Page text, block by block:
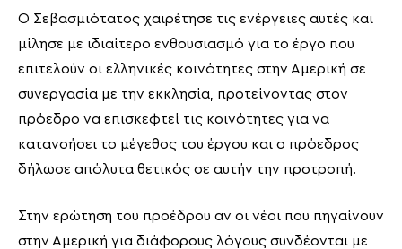
Ο Σεβασμιότατος χαιρέτησε τις ενέργειες αυτές και
μίλησε με ιδιαίτερο ενθουσιασμό για το έργο που
επιτελούν οι ελληνικές κοινότητες στην Αμερική σε
συνεργασία με την εκκλησία, προτείνοντας στον
πρόεδρο να επισκεφτεί τις κοινότητες για να
κατανοήσει το μέγεθος του έργου και ο πρόεδρος
δήλωσε απόλυτα θετικός σε αυτήν την προτροπή.
Στην ερώτηση του προέδρου αν οι νέοι που πηγαίνουν
στην Αμερική για διάφορους λόγους συνδέονται με